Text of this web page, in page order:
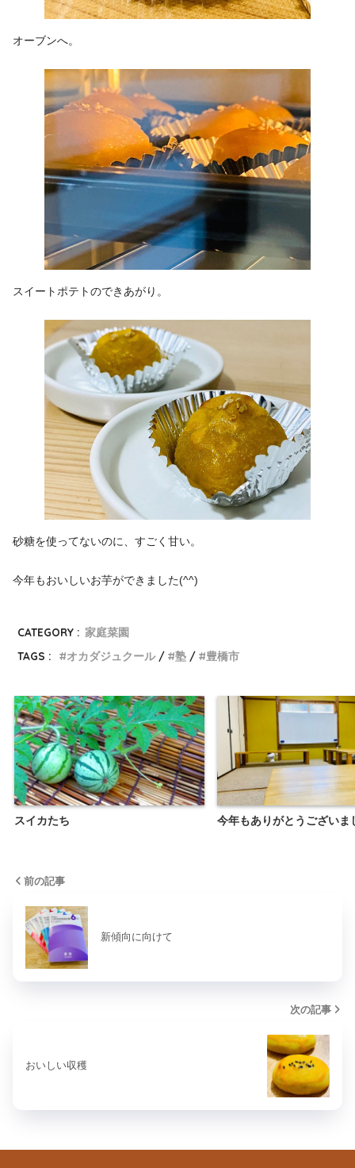
オーブンへ。
スイートポテトのできあがり。
砂糖を使ってないのに、すごく甘い。
今年もおいしいお芋ができました(^^)
CATEGORY : 家庭菜園
TAGS :
オカダジュクール 塾 豊橋市
スイカたち 今年もありがとうございま
前の記事
新傾向に向けて
次の記事
おいしい収穫